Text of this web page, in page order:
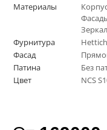
Материалы
Фурнитура
Hettich
Фасад
Патина
Без
Цвет
NCS